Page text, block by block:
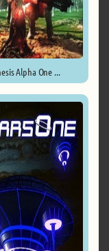
Alpha One ...